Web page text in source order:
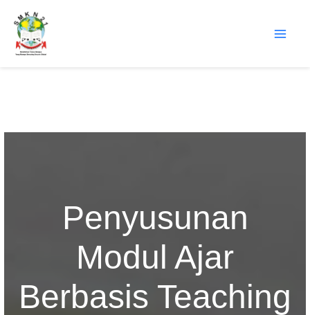
Lewati
konten
Penyusunan
Modul Ajar
Berbasis Teaching